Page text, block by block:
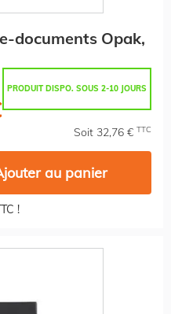
documents Opak,
PRODUIT DISPO. SOUS 2-10 JOURS
Soit 32,76 € TTC
au panier
!